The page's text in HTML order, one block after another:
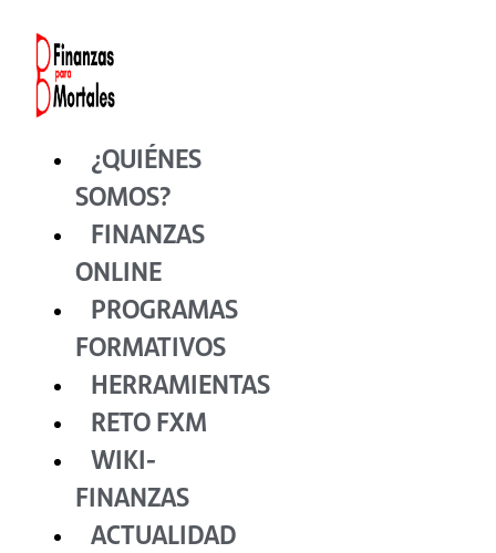
contenido
¿QUIÉNES
SOMOS?
FINANZAS
ONLINE
PROGRAMAS
FORMATIVOS
HERRAMIENTAS
RETO FXM
WIKI-
FINANZAS
ACTUALIDAD